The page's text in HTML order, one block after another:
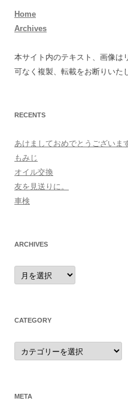
Home
Archives
本サイト内のテキスト、画像は
可なく複製、転載をお断りいた
RECENTS
あけましておめでとうございま
もみじ
オイル交換
友を見送りに。
車検
ARCHIVES
archives
CATEGORY
category
META